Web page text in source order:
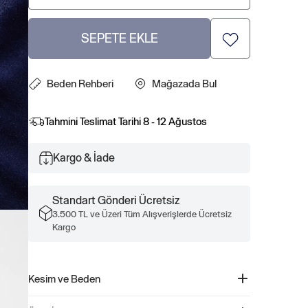
SEPETE EKLE
Beden Rehberi Mağazada Bul
Tahmini Teslimat Tarihi8 - 12 Ağustos
Kargo & İade
Standart Gönderi Ücretsiz
3.500 TL ve Üzeri Tüm Alışverişlerde Ücretsiz
Kargo
Kesim ve Beden